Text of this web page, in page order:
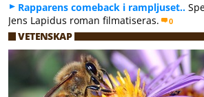
Rapparens comeback i rampljuset..
Jens Lapidus roman filmatiseras.
0
VETENSKAP